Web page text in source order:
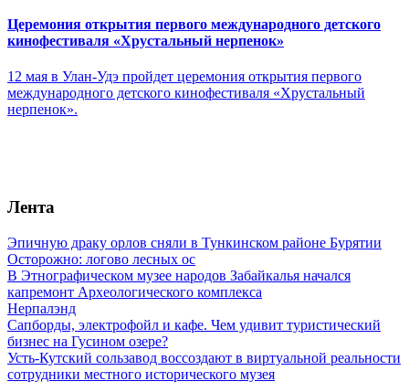
Церемония открытия первого международного детского
кинофестиваля «Хрустальный нерпенок»
12 мая в Улан-Удэ пройдет церемония открытия первого
международного детского кинофестиваля «Хрустальный
нерпенок».
Лента
Эпичную драку орлов сняли в Тункинском районе Бурятии
Осторожно: логово лесных ос
В Этнографическом музее народов Забайкалья начался
капремонт Археологического комплекса
Нерпалэнд
Сапборды, электрофойл и кафе. Чем удивит туристический
бизнес на Гусином озере?
Усть-Кутский сользавод воссоздают в виртуальной реальности
сотрудники местного исторического музея